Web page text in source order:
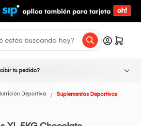
tu pedido?
Deportiva Suplementos Deportivos